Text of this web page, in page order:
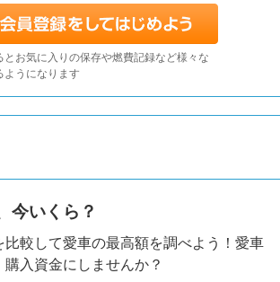
とお気に入りの保存や燃費記録など様々な
ようになります
今いくら？
比較して愛車の最高額を調べよう！愛車
入資金にしませんか？